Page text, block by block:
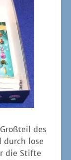
des
lose
die Stif­te